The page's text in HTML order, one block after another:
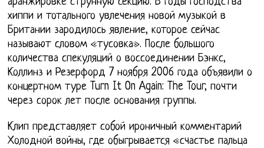
хиппи и тотального увлечения новой музыкой в
Британии зародилось явление, которое сейчас
называют словом «тусовка». После большого
количества спекуляций о воссоединении Бэнкс,
Коллинз и Резерфорд 7 ноября 2006 года объявили о
концертном туре Turn It On Again: The Tour, почти
через сорок лет после основания группы.
Клип представляет собой ироничный комментарий
Холодной войны, где обыгрывается «счастье пальца